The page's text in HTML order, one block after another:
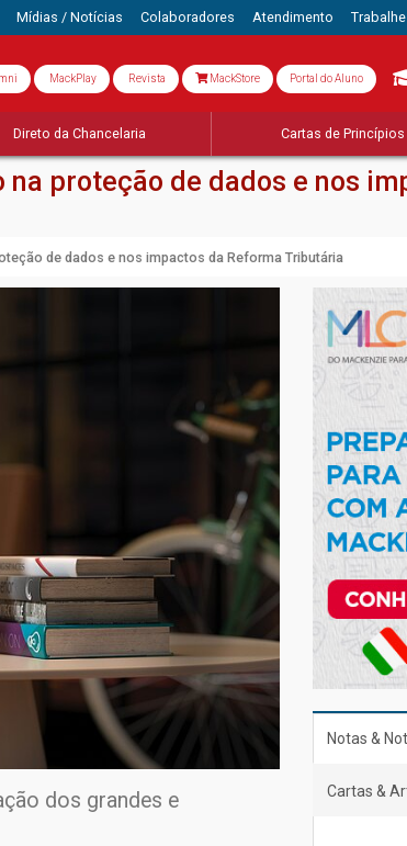
Mídias / Notícias Colaboradores Atendimento
MackPlay Revista MackStore Portal do Aluno
Direto da Chancelaria Cartas de Princípios
proteção de dados e nos
de dados e nos impactos da Reforma Tributária
dos grandes e
Notas &
Cartas &